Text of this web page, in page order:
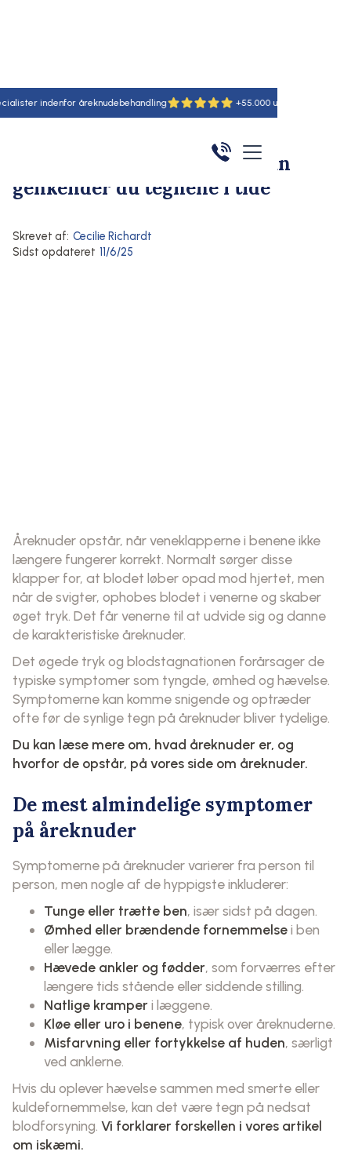
indenfor åreknudebehandling
+55.000 udførte behandlinger
Hjem/Artikler/Her
Åreknuder symptomer: Sådan
genkender du tegnene i tide
Skrevet af: Cecilie Richardt
Sidst opdateret 11/6/25
Åreknuder opstår, når veneklapperne i benene ikke
længere fungerer korrekt. Normalt sørger disse
klapper for, at blodet løber opad mod hjertet, men
når de svigter, ophobes blodet i venerne og skaber
øget tryk. Det får venerne til at udvide sig og danne
de karakteristiske åreknuder.
Det øgede tryk og blodstagnationen forårsager de
typiske symptomer som tyngde, ømhed og hævelse.
Symptomerne kan komme snigende og optræder
ofte før de synlige tegn på åreknuder bliver tydelige.
Du kan læse mere om, hvad åreknuder er, og
hvorfor de opstår, på vores side om åreknuder.
De mest almindelige symptomer
på åreknuder
Symptomerne på åreknuder varierer fra person til
person, men nogle af de hyppigste inkluderer:
Tunge eller trætte ben, især sidst på dagen.
Ømhed eller brændende fornemmelsei ben
eller lægge.
Hævede ankler og fødder, som forværres efter
længere tids stående eller siddende stilling.
Natlige kramperi læggene.
Kløe eller uro i benene, typisk over åreknuderne.
Misfarvning eller fortykkelse af huden, særligt
ved anklerne.
Hvis du oplever hævelse sammen med smerte eller
kuldefornemmelse, kan det være tegn på nedsat
blodforsyning. Vi forklarer forskellen i vores artikel
om iskæmi.